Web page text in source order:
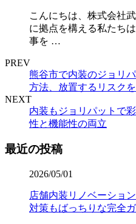
こんにちは、株式会社
に拠点を構える私たち
事を …
PREV
熊谷市で内装のジョリ
方法、放置するリスク
NEXT
内装もジョリパットで
性と機能性の両立
最近の投稿
2026/05/01
店舗内装リノベーショ
対策もばっちりな完全